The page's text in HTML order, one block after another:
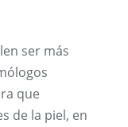
ser más
que
de la piel, en